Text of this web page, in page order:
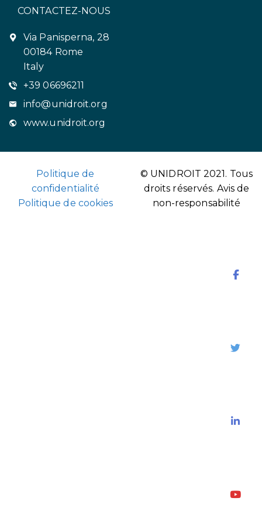
CONTACTEZ-NOUS
Via Panisperna, 28
00184 Rome
Italy
+39 06696211
info@unidroit.org
www.unidroit.org
Politique de
confidentialité
Politique de cookies
© UNIDROIT 2021. Tous
droits réservés. Avis de
non-responsabilité